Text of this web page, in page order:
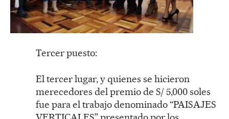
Tercer puesto:
El tercer lugar, y quienes se hicieron
merecedores del premio de S/ 5,000 soles
fue para el trabajo denominado “PAISAJES